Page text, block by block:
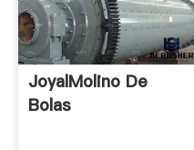
JoyalMolino De
Bolas